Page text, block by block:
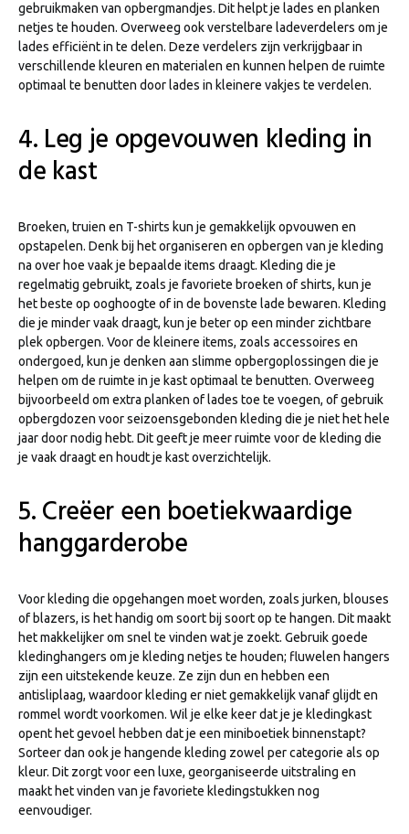
gebruikmaken van opbergmandjes. Dit helpt je lades en planken
netjes te houden. Overweeg ook verstelbare ladeverdelers om je
lades efficiënt in te delen. Deze verdelers zijn verkrijgbaar in
verschillende kleuren en materialen en kunnen helpen de ruimte
optimaal te benutten door lades in kleinere vakjes te verdelen.
4. Leg je opgevouwen kleding in
de kast
Broeken, truien en T-shirts kun je gemakkelijk opvouwen en
opstapelen. Denk bij het organiseren en opbergen van je kleding
na over hoe vaak je bepaalde items draagt. Kleding die je
regelmatig gebruikt, zoals je favoriete broeken of shirts, kun je
het beste op ooghoogte of in de bovenste lade bewaren. Kleding
die je minder vaak draagt, kun je beter op een minder zichtbare
plek opbergen. Voor de kleinere items, zoals accessoires en
ondergoed, kun je denken aan slimme opbergoplossingen die je
helpen om de ruimte in je kast optimaal te benutten. Overweeg
bijvoorbeeld om extra planken of lades toe te voegen, of gebruik
opbergdozen voor seizoensgebonden kleding die je niet het hele
jaar door nodig hebt. Dit geeft je meer ruimte voor de kleding die
je vaak draagt en houdt je kast overzichtelijk.
5. Creëer een boetiekwaardige
hanggarderobe
Voor kleding die opgehangen moet worden, zoals jurken, blouses
of blazers, is het handig om soort bij soort op te hangen. Dit maakt
het makkelijker om snel te vinden wat je zoekt. Gebruik goede
kledinghangers om je kleding netjes te houden; fluwelen hangers
zijn een uitstekende keuze. Ze zijn dun en hebben een
antisliplaag, waardoor kleding er niet gemakkelijk vanaf glijdt en
rommel wordt voorkomen. Wil je elke keer dat je je kledingkast
opent het gevoel hebben dat je een miniboetiek binnenstapt?
Sorteer dan ook je hangende kleding zowel per categorie als op
kleur. Dit zorgt voor een luxe, georganiseerde uitstraling en
maakt het vinden van je favoriete kledingstukken nog
eenvoudiger.